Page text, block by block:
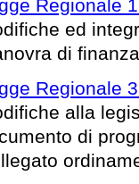
Regionale
ed
di
Regionale
alla
di